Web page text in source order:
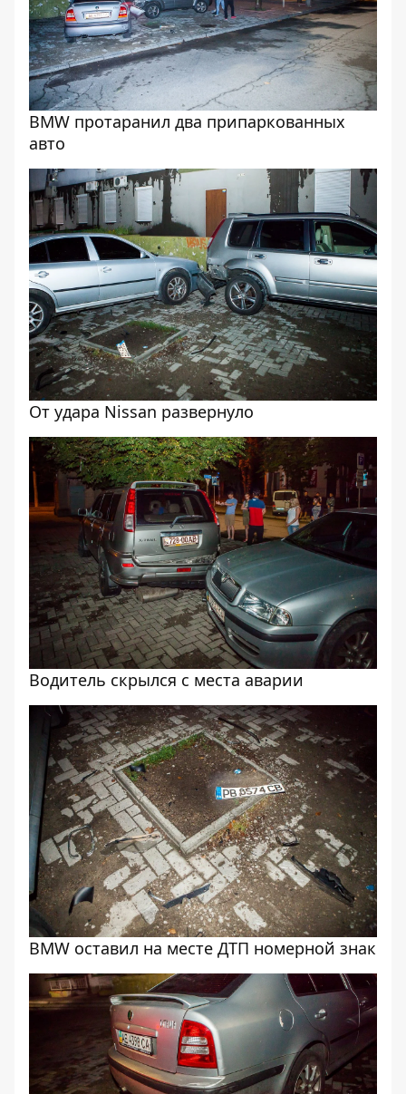
BMW протаранил два припаркованных
авто
От удара Nissan развернуло
Водитель скрылся с места аварии
BMW оставил на месте ДТП номерной знак